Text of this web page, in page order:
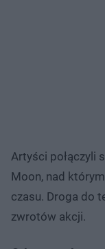
Artyści połączyli
Moon, nad
czasu. Droga do
zwrotów akcji.